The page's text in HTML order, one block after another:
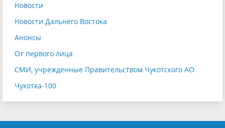
Новости
Новости Дальнего Востока
Анонсы
От первого лица
СМИ, учрежденные Правительством Чукотского АО
Чукотка-100